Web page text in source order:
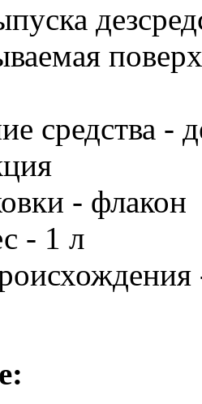
средства -
- флакон
- 1 л